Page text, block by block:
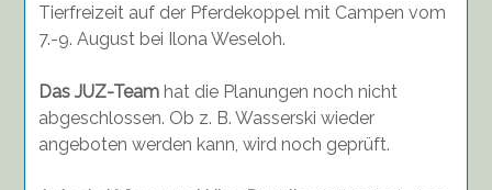
Tierfreizeit auf der Pferdekoppel mit Campen vom
7.-9. August bei Ilona Weseloh.
Das JUZ-Teamhat die Planungen noch nicht
abgeschlossen. Ob z. B. Wasserski wieder
angeboten werden kann, wird noch geprüft.